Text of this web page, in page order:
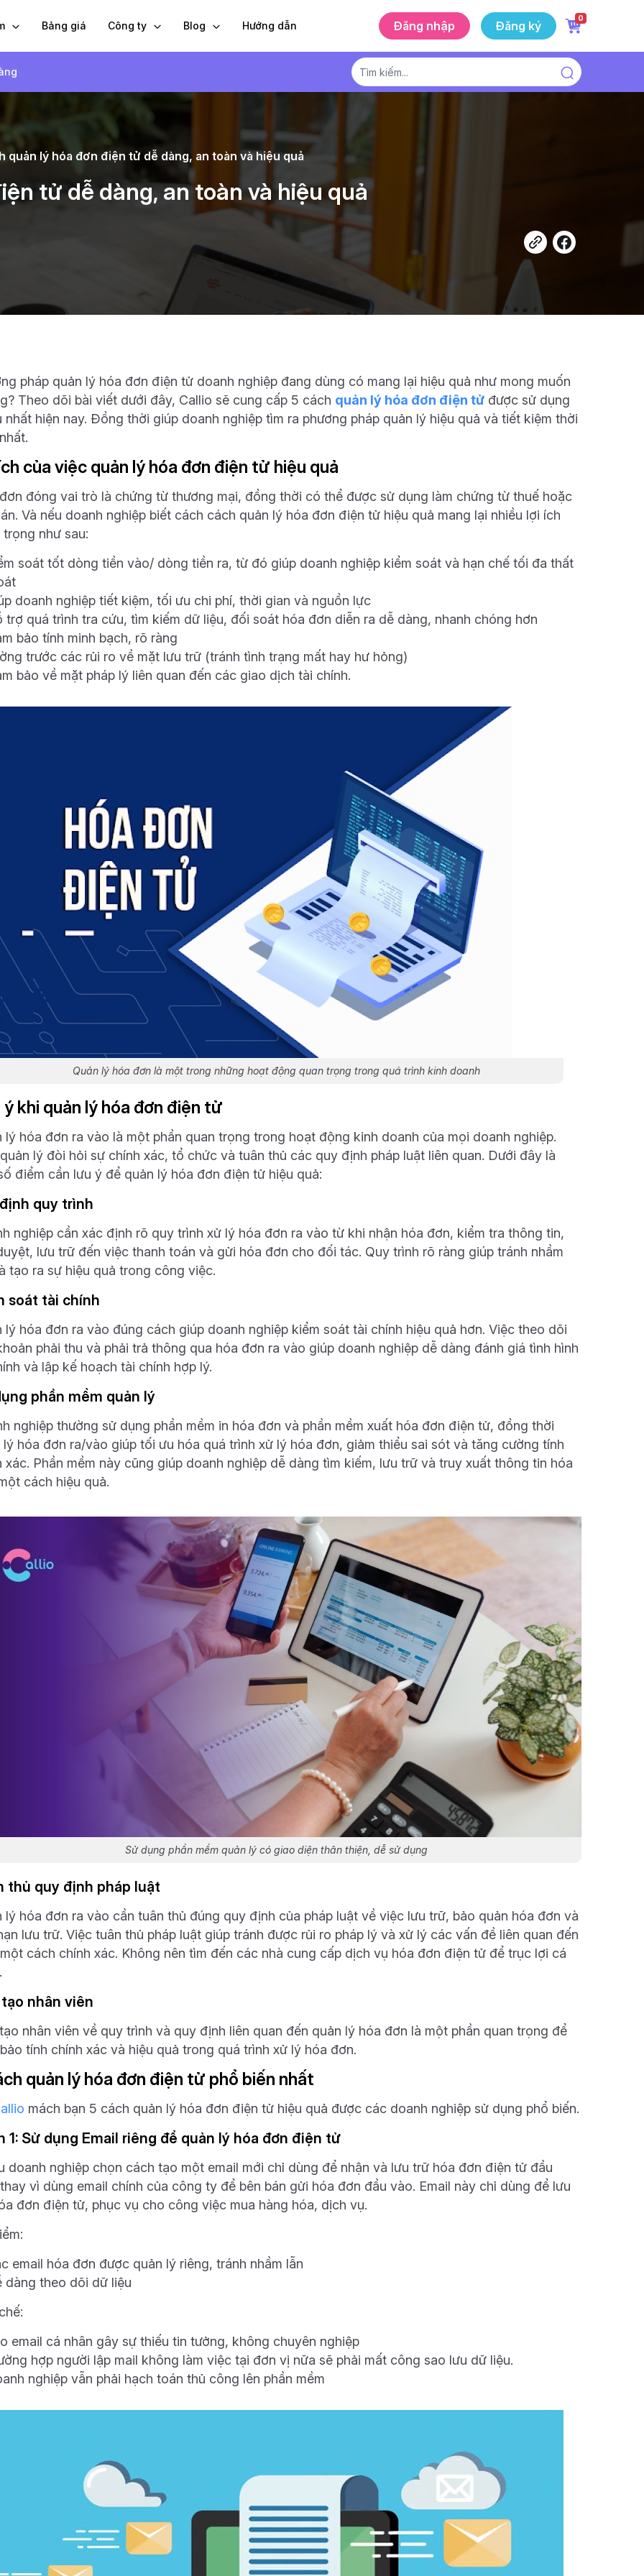
Bảng giá Công ty Blog Hướng dẫn Đăng nhập Đăng ký
0
quản lý hóa đơn điện tử dễ dàng, an toàn và hiệu quả
tử dễ dàng, an toàn và hiệu quả
pháp quản lý hóa đơn điện tử doanh nghiệp đang dùng có mang lại hiệu quả như mong muốn
Theo dõi bài viết dưới đây, Callio sẽ cung cấp 5 cách quản lý hóa đơn điện tử được sử dụng
nhất hiện nay. Đồng thời giúp doanh nghiệp tìm ra phương pháp quản lý hiệu quả và tiết kiệm thời
của việc quản lý hóa đơn điện tử hiệu quả
đóng vai trò là chứng từ thương mại, đồng thời có thể được sử dụng làm chứng từ thuế hoặc
Và nếu doanh nghiệp biết cách cách quản lý hóa đơn điện tử hiệu quả mang lại nhiều lợi ích
trọng như sau:
soát tốt dòng tiền vào/ dòng tiền ra, từ đó giúp doanh nghiệp kiểm soát và hạn chế tối đa thất
doanh nghiệp tiết kiệm, tối ưu chi phí, thời gian và nguồn lực
trợ quá trình tra cứu, tìm kiếm dữ liệu, đối soát hóa đơn diễn ra dễ dàng, nhanh chóng hơn
bảo tính minh bạch, rõ ràng
trước các rủi ro về mặt lưu trữ (tránh tình trạng mất hay hư hỏng)
bảo về mặt pháp lý liên quan đến các giao dịch tài chính.
Quản lý hóa đơnlà một trong những hoạt động quan trọng trong quá trình kinh doanh
ý khi quản lý hóa đơn điện tử
lý hóa đơn ra vào là một phần quan trọng trong hoạt động kinh doanh của mọi doanh nghiệp.
lý đòi hỏi sự chính xác, tổ chức và tuân thủ các quy định pháp luật liên quan. Dưới đây là
điểm cần lưu ý để quản lý hóa đơn điện tử hiệu quả:
quy trình
nghiệp cần xác định rõ quy trình xử lý hóa đơn ra vào từ khi nhận hóa đơn, kiểm tra thông tin,
lưu trữ đến việc thanh toán và gửi hóa đơn cho đối tác. Quy trình rõ ràng giúp tránh nhầm
tạo ra sự hiệu quả trong công việc.
soát tài chính
lý hóa đơn ra vào đúng cách giúp doanh nghiệp kiểm soát tài chính hiệu quả hơn. Việc theo dõi
phải thu và phải trả thông qua hóa đơn ra vào giúp doanh nghiệp dễ dàng đánh giá tình hình
và lập kế hoạch tài chính hợp lý.
phần mềm quản lý
nghiệp thường sử dụng phần mềm in hóa đơn và phần mềm xuất hóa đơn điện tử, đồng thời
lý hóa đơn ra/vào giúp tối ưu hóa quá trình xử lý hóa đơn, giảm thiểu sai sót và tăng cường tính
xác. Phần mềm này cũng giúp doanh nghiệp dễ dàng tìm kiếm, lưu trữ và truy xuất thông tin hóa
cách hiệu quả.
Sử dụng phần mềm quản lý có giao diện thân thiện, dễ sử dụng
thủ quy định pháp luật
lý hóa đơn ra vào cần tuân thủ đúng quy định của pháp luật về việc lưu trữ, bảo quản hóa đơn và
lưu trữ. Việc tuân thủ pháp luật giúp tránh được rủi ro pháp lý và xử lý các vấn đề liên quan đến
cách chính xác. Không nên tìm đến các nhà cung cấp dịch vụ hóa đơn điện tử để trục lợi cá
nhân viên
nhân viên về quy trình và quy định liên quan đến quản lý hóa đơn là một phần quan trọng để
tính chính xác và hiệu quả trong quá trình xử lý hóa đơn.
quản lý hóa đơn điện tử phổ biến nhất
mách bạn 5 cách quản lý hóa đơn điện tử hiệu quả được các doanh nghiệp sử dụng phổ biến.
1: Sử dụng Email riêng để quản lý hóa đơn điện tử
doanh nghiệp chọn cách tạo một email mới chỉ dùng để nhận và lưu trữ hóa đơn điện tử đầu
vì dùng email chính của công ty để bên bán gửi hóa đơn đầu vào. Email này chỉ dùng để lưu
đơn điện tử, phục vụ cho công việc mua hàng hóa, dịch vụ.
email hóa đơn được quản lý riêng, tránh nhầm lẫn
dàng theo dõi dữ liệu
email cá nhân gây sự thiếu tin tưởng, không chuyên nghiệp
hợp người lập mail không làm việc tại đơn vị nữa sẽ phải mất công sao lưu dữ liệu.
nghiệp vẫn phải hạch toán thủ công lên phần mềm